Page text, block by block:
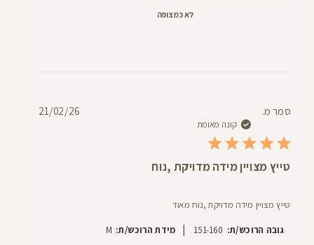
לא כמצופה
סמר מ.
קונה מאומת
טייץ מצויין מידה מדויקת ,נוח
טייץ מצויין מידה מדויקת ,נוח מאוד
גובה הרוכש/ת: 151-160 מידת הרוכש/ת: M
21/02/26